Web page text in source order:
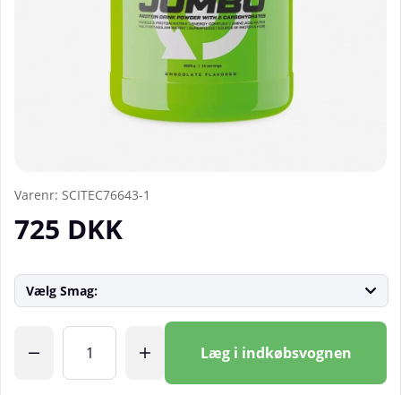
Varenr: SCITEC76643-1
725 DKK
Vælg Smag:
Læg i indkøbsvognen